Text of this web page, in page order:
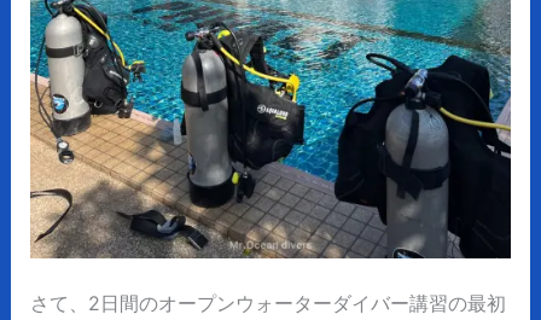
さて、2日間のオープンウォーターダイバー講習の最初